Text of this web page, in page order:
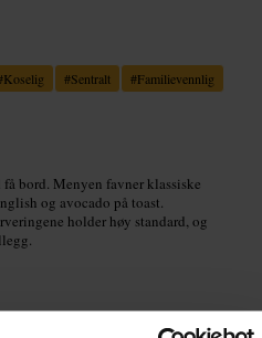
Koselig #Sentralt #Familievennlig
bord. Menyen favner klassiske
og avocado på toast.
holder høy standard, og